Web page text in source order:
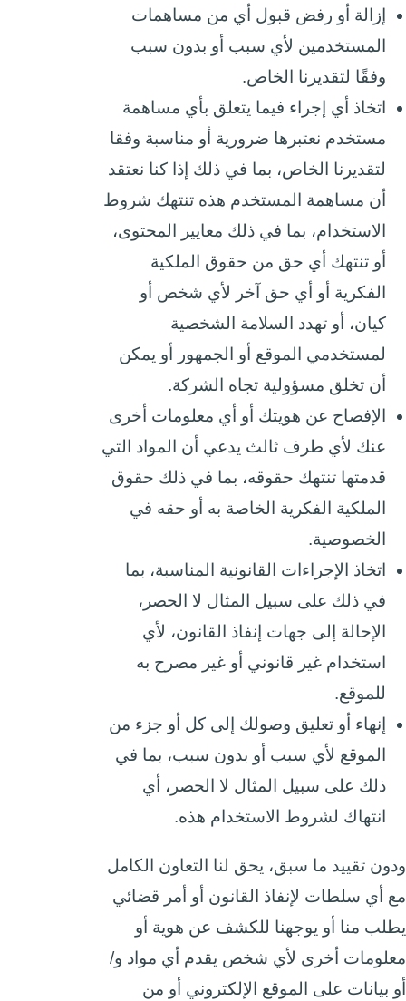
إزالة أو رفض قبول أي من مساهمات
المستخدمين لأي سبب أو بدون سبب
وفقًا لتقديرنا الخاص.
اتخاذ أي إجراء فيما يتعلق بأي مساهمة
مستخدم نعتبرها ضرورية أو مناسبة وفقا
لتقديرنا الخاص، بما في ذلك إذا كنا نعتقد
أن مساهمة المستخدم هذه تنتهك شروط
الاستخدام، بما في ذلك معايير المحتوى،
أو تنتهك أي حق من حقوق الملكية
الفكرية أو أي حق آخر لأي شخص أو
كيان، أو تهدد السلامة الشخصية
لمستخدمي الموقع أو الجمهور أو يمكن
أن تخلق مسؤولية تجاه الشركة.
الإفصاح عن هويتك أو أي معلومات أخرى
عنك لأي طرف ثالث يدعي أن المواد التي
قدمتها تنتهك حقوقه، بما في ذلك حقوق
الملكية الفكرية الخاصة به أو حقه في
الخصوصية.
اتخاذ الإجراءات القانونية المناسبة، بما
في ذلك على سبيل المثال لا الحصر،
الإحالة إلى جهات إنفاذ القانون، لأي
استخدام غير قانوني أو غير مصرح به
للموقع.
إنهاء أو تعليق وصولك إلى كل أو جزء من
الموقع لأي سبب أو بدون سبب، بما في
ذلك على سبيل المثال لا الحصر، أي
انتهاك لشروط الاستخدام هذه.
ودون تقييد ما سبق، يحق لنا التعاون الكامل
مع أي سلطات لإنفاذ القانون أو أمر قضائي
يطلب منا أو يوجهنا للكشف عن هوية أو
معلومات أخرى لأي شخص يقدم أي مواد و/
أو بيانات على الموقع الإلكتروني أو من